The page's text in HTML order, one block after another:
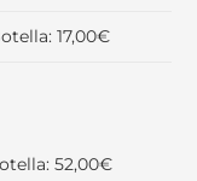
17,00€
52,00€